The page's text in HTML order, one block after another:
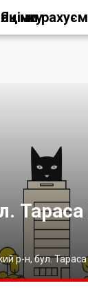
Як ми рахуємо оцінку
р-н, бул.